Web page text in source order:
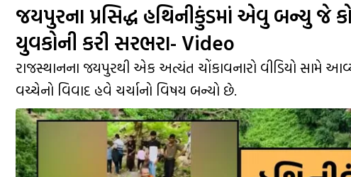
જયપુરના પ્રસિદ્ધ હથિનીકુંડમાં એવુ બન્યુ જે
યુવકોની કરી સરભરા- Video
રાજસ્થાનના જયપુરથી એક અત્યંત ચોંકાવનારો વીડિયો સામે
વચ્ચેનો વિવાદ હવે ચર્ચાનો વિષય બન્યો છે.